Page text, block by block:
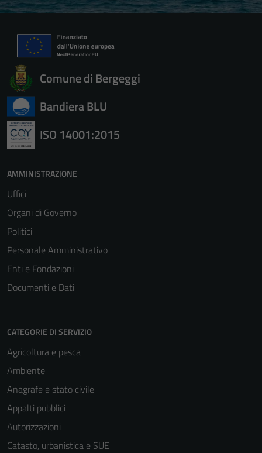
Comune di Bergeggi
Bandiera BLU
ISO 14001:2015
AMMINISTRAZIONE
Uffici
Organi di Governo
Politici
Personale Amministrativo
Enti e Fondazioni
Documenti e Dati
CATEGORIE DI SERVIZIO
Agricoltura e pesca
Ambiente
Anagrafe e stato civile
Appalti pubblici
Autorizzazioni
Catasto, urbanistica e SUE
non raccolgono